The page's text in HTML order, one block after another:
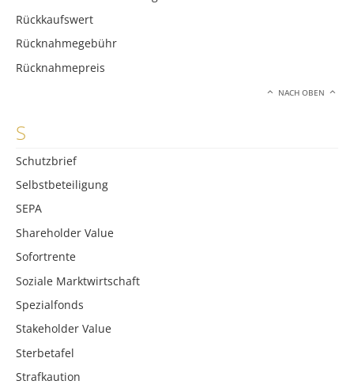
Rückkaufswert
Rücknahmegebühr
Rücknahmepreis
NACH OBEN
S
Schutzbrief
Selbstbeteiligung
SEPA
Shareholder Value
Sofortrente
Soziale Marktwirtschaft
Spezialfonds
Stakeholder Value
Sterbetafel
Strafkaution